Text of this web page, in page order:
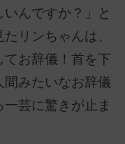
んですか？」と
リンちゃんは、
お辞儀！首を下
間みたいなお辞儀
芸に驚きが止ま